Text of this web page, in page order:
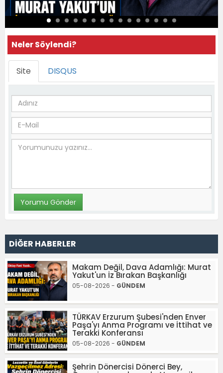
Neler Söylendi?
Site DISQUS
DİĞER HABERLER
Makam Değil, Dava Adamlığı: Murat
Yakut'un İz Bırakan Başkanlığı
05-08-2026 - GÜNDEM
TÜRKAV Erzurum Şubesi'nden Enver
Paşa'yı Anma Programı ve İttihat ve
Terakki Konferansı
05-08-2026 - GÜNDEM
Şehrin Dönercisi Dönerci Bey,